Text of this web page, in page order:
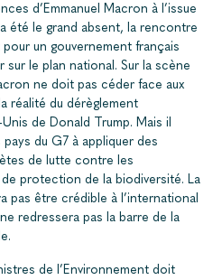
d’Emmanuel Macron à l’issue
été le grand absent, la rencontre
un gouvernement français
sur le plan national. Sur la scène
ne doit pas céder face aux
réalité du dérèglement
de Donald Trump. Mais il
du G7 à appliquer des
de lutte contre les
protection de la biodiversité. La
pas être crédible à l’international
redressera pas la barre de la
de l’Environnement doit